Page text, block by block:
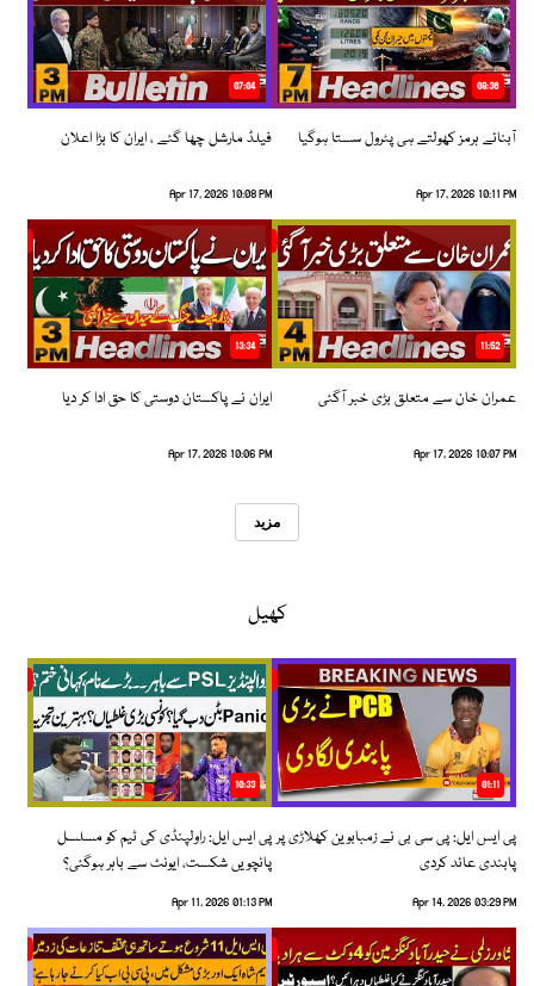
08:36
آبنائے ہرمز کھولتے ہی پٹرول سستا ہوگیا
Apr 17, 2026 10:11 PM
07:04
فیلڈ مارشل چھا گئے ، ایران کا بڑا اعلان
Apr 17, 2026 10:08 PM
11:52
عمران خان سے متعلق بڑی خبر آگئی
Apr 17, 2026 10:07 PM
13:34
ایران نے پاکستان دوستی کا حق ادا کر دیا
Apr 17, 2026 10:06 PM
مزید
کھیل
01:11
پی ایس ایل: پی سی بی نے زمبابوین کھلاڑی پر
پابندی عائد کردی
Apr 14, 2026 03:29 PM
10:33
پی ایس ایل: راولپنڈی کی ٹیم کو مسلسل
پانچویں شکست، ایونٹ سے باہر ہوگئی؟
Apr 11, 2026 01:13 PM